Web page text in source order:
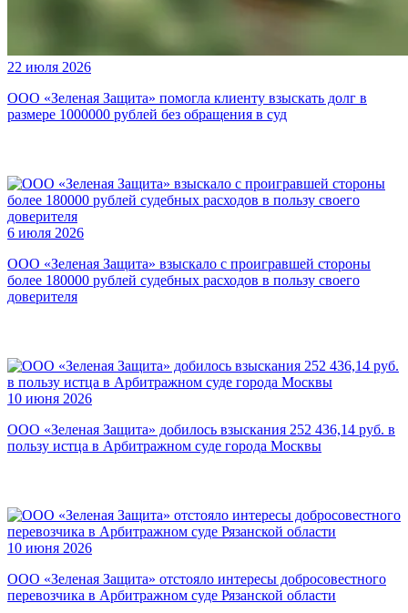
22 июля 2026
ООО «Зеленая Защита» помогла клиенту взыскать долг в
размере 1000000 рублей без обращения в суд
6 июля 2026
ООО «Зеленая Защита» взыскало с проигравшей стороны
более 180000 рублей судебных расходов в пользу своего
доверителя
10 июня 2026
ООО «Зеленая Защита» добилось взыскания 252 436,14 руб. в
пользу истца в Арбитражном суде города Москвы
10 июня 2026
ООО «Зеленая Защита» отстояло интересы добросовестного
перевозчика в Арбитражном суде Рязанской области